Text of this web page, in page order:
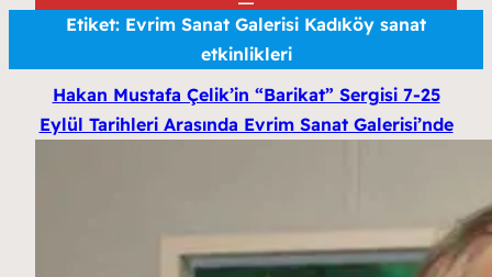
Etiket: Evrim Sanat Galerisi Kadıköy sanat
etkinlikleri
Hakan Mustafa Çelik’in “Barikat” Sergisi 7-25
Eylül Tarihleri Arasında Evrim Sanat Galerisi’nde